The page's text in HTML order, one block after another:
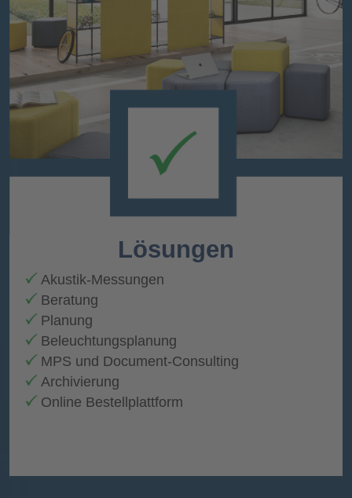
Lösungen
Akustik-Messungen
Beratung
Planung
Beleuchtungsplanung
MPS und Document-Consulting
Archivierung
Online Bestellplattform